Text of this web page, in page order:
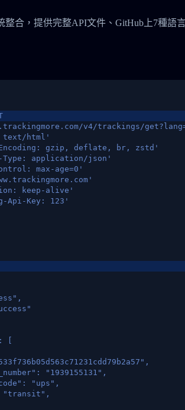
整合，提供完整API文件、GitHub上7種語
v4/trackings/
text/html'
gzip, deflate, br, zstd'
Type: application/json'
max-age=0'
keep-alive'
Api-Key: 123'
[
"1939155131",
"ups",